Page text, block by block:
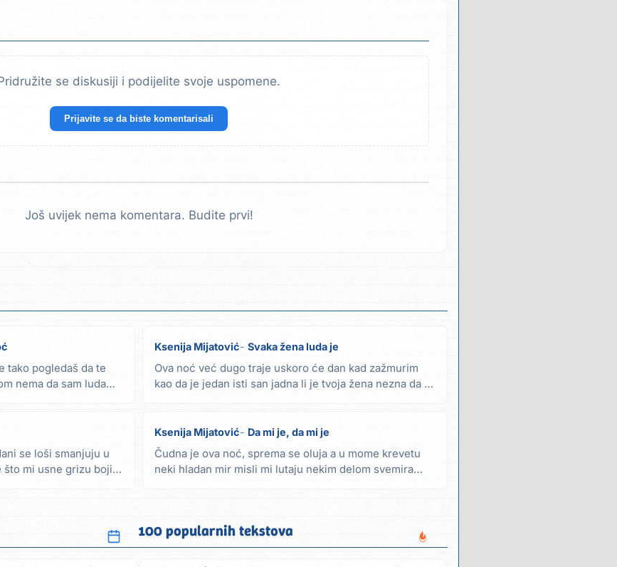
se diskusiji i podijelite svoje uspomene.
Prijavite se da biste komentarisali
Još uvijek nema komentara. Budite prvi!
tako pogledaš da te
nema da sam luda
Ksenija Mijatović Svaka žena luda je
Ova noć već dugo traje uskoro će dan kad zažmurim
kao da je jedan isti san jadna li je tvoja žena nezna da je
se loši smanjuju u
što mi usne grizu bojim
Ksenija Mijatović Da mi je, da mi je
Čudna je ova noć, sprema se oluja a u mome krevetu
neki hladan mir misli mi lutaju nekim delom svemira
100 popularnih tekstova